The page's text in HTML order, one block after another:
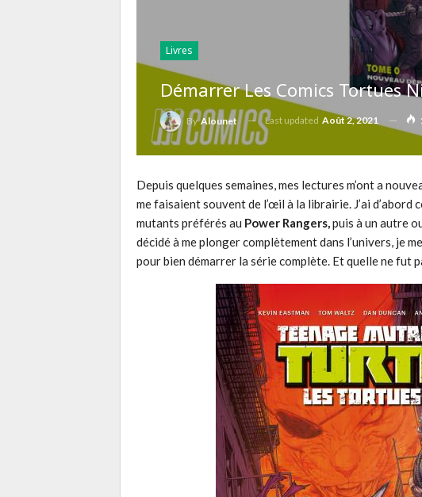
Livres
Démarrer Les Comics Tortues
ByAlounet Last updated Août 2, 2021
Depuis quelques semaines, mes lectures m’ont a
me faisaient souvent de l’œil à la librairie. J’ai d’abord
mutants préférés au Power Rangers,puis à un autre
décidé à me plonger complètement dans l’univers, je
pour bien démarrer la série complète. Et quelle ne fut